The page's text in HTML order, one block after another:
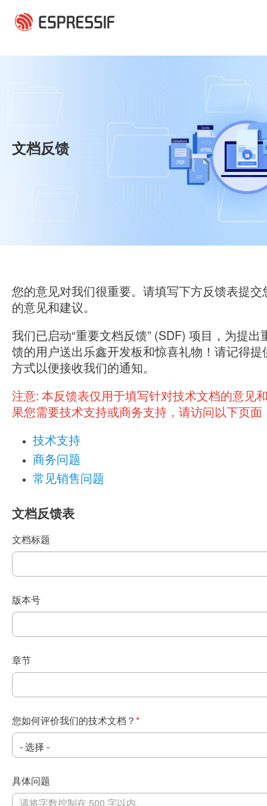
文档反馈
您的意见对我们很重要。请填写下方反馈表提交
的意见和建议。
我们已启动“重要文档反馈” (SDF) 项目，为提出
馈的用户送出乐鑫开发板和惊喜礼物！请记得提
方式以便接收我们的通知。
注意: 本反馈表仅用于填写针对技术文档的意见
果您需要技术支持或商务支持，请访问以下页面
技术支持
商务问题
常见销售问题
文档反馈表
文档标题
版本号
章节
您如何评价我们的技术文档？ *
具体问题